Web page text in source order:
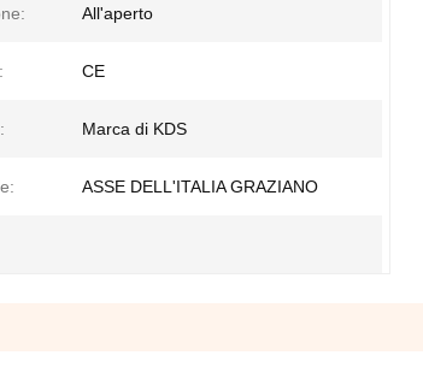
All'aperto
CE
Marca di KDS
ASSE DELL'ITALIA GRAZIANO